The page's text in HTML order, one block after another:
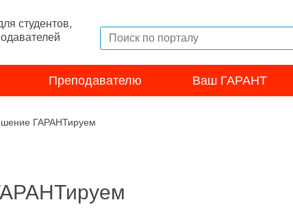
студентов,
Преподавателю Ваш ГАРАНТ
ГАРАНТируем